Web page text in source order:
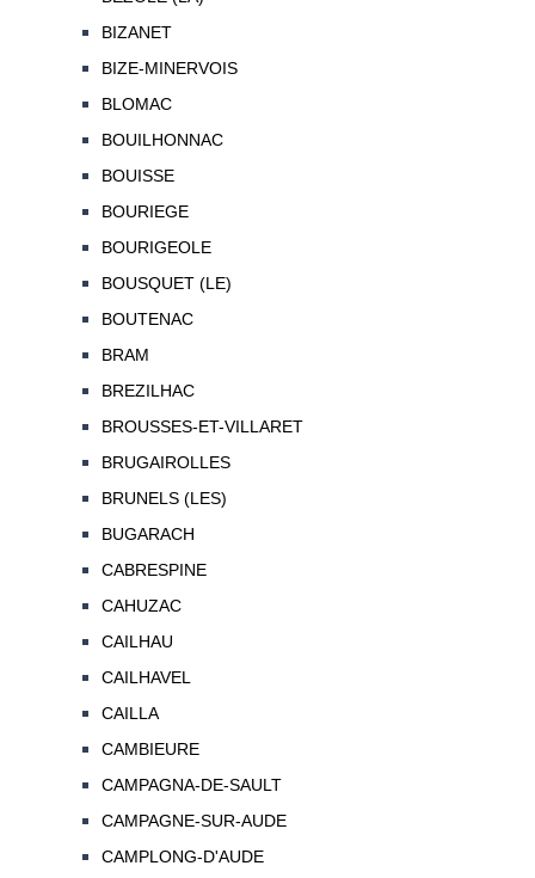
BIZANET
BIZE-MINERVOIS
BLOMAC
BOUILHONNAC
BOUISSE
BOURIEGE
BOURIGEOLE
BOUSQUET (LE)
BOUTENAC
BRAM
BREZILHAC
BROUSSES-ET-VILLARET
BRUGAIROLLES
BRUNELS (LES)
BUGARACH
CABRESPINE
CAHUZAC
CAILHAU
CAILHAVEL
CAILLA
CAMBIEURE
CAMPAGNA-DE-SAULT
CAMPAGNE-SUR-AUDE
CAMPLONG-D'AUDE